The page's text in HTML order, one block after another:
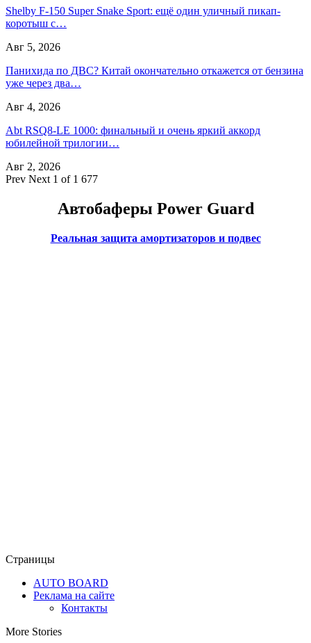
Shelby F-150 Super Snake Sport: ещё один уличный пикап-
коротыш с…
Авг 5, 2026
Панихида по ДВС? Китай окончательно откажется от бензина
уже через два…
Авг 4, 2026
Abt RSQ8-LE 1000: финальный и очень яркий аккорд
юбилейной трилогии…
Авг 2, 2026
Prev Next 1 of 1 677
Автобаферы Power Guard
Реальная защита амортизаторов и подвес
Страницы
AUTO BOARD
Реклама на сайте
Контакты
More Stories